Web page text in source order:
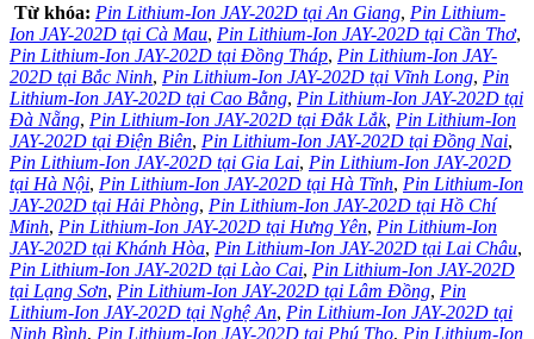
Từ khóa: Pin Lithium-Ion JAY-202D tại An Giang, Pin Lithium-
Ion JAY-202D tại Cà Mau, Pin Lithium-Ion JAY-202D tại Cần Thơ,
Pin Lithium-Ion JAY-202D tại Đồng Tháp, Pin Lithium-Ion JAY-
202D tại Bắc Ninh, Pin Lithium-Ion JAY-202D tại Vĩnh Long, Pin
Lithium-Ion JAY-202D tại Cao Bằng, Pin Lithium-Ion JAY-202D tại
Đà Nẵng, Pin Lithium-Ion JAY-202D tại Đắk Lắk, Pin Lithium-Ion
JAY-202D tại Điện Biên, Pin Lithium-Ion JAY-202D tại Đồng Nai,
Pin Lithium-Ion JAY-202D tại Gia Lai, Pin Lithium-Ion JAY-202D
tại Hà Nội, Pin Lithium-Ion JAY-202D tại Hà Tĩnh, Pin Lithium-Ion
JAY-202D tại Hải Phòng, Pin Lithium-Ion JAY-202D tại Hồ Chí
Minh, Pin Lithium-Ion JAY-202D tại Hưng Yên, Pin Lithium-Ion
JAY-202D tại Khánh Hòa, Pin Lithium-Ion JAY-202D tại Lai Châu,
Pin Lithium-Ion JAY-202D tại Lào Cai, Pin Lithium-Ion JAY-202D
tại Lạng Sơn, Pin Lithium-Ion JAY-202D tại Lâm Đồng, Pin
Lithium-Ion JAY-202D tại Nghệ An, Pin Lithium-Ion JAY-202D tại
Ninh Bình, Pin Lithium-Ion JAY-202D tại Phú Thọ, Pin Lithium-Ion